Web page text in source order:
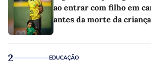
ao entrar com filho em
antes da morte da criança
2 EDUCAÇÃO